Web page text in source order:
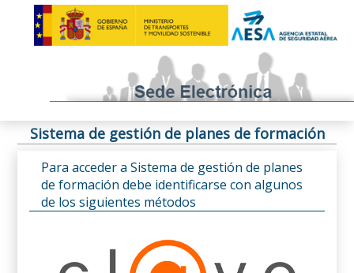
Sistema de gestión de planes de formación
Para acceder a Sistema de gestión de planes
de formación debe identificarse con algunos
de los siguientes métodos